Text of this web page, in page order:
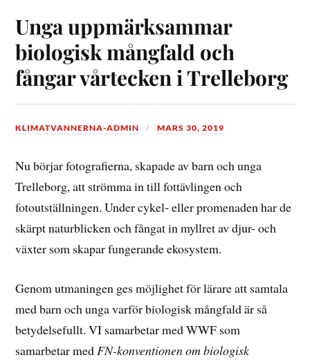
Unga uppmärksammar
biologisk mångfald och
fångar vårtecken i Trelleborg
KLIMATVANNERNA-ADMIN MARS 30, 2019
Nu börjar fotografierna, skapade av barn och unga
Trelleborg, att strömma in till fottävlingen och
fotoutställningen. Under cykel- eller promenaden har de
skärpt naturblicken och fångat in myllret av djur- och
växter som skapar fungerande ekosystem.
Genom utmaningen ges möjlighet för lärare att samtala
med barn och unga varför biologisk mångfald är så
betydelsefullt. VI samarbetar med WWF som
samarbetar medFN-konventionen om biologisk